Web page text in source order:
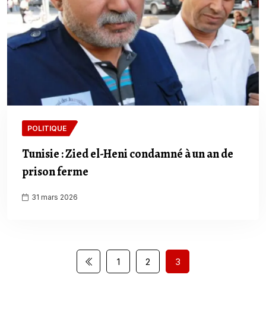
POLITIQUE
Tunisie : Zied el-Heni condamné à un an de
prison ferme
31 mars 2026
1 2 3